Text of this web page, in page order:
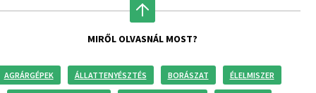
MIRŐL OLVASNÁL MOST?
AGRÁRGÉPEK ÁLLATTENYÉSZTÉS BORÁSZAT ÉLELMISZER